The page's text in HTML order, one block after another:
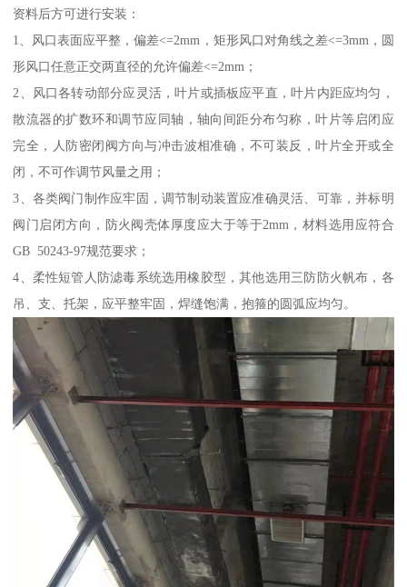
资料后方可进行安装：
1、风口表面应平整，偏差<=2mm，矩形风口对角线之差<=3mm，圆
形风口任意正交两直径的允许偏差<=2mm；
2、风口各转动部分应灵活，叶片或插板应平直，叶片内距应均匀，
散流器的扩数环和调节应同轴，轴向间距分布匀称，叶片等启闭应
完全，人防密闭阀方向与冲击波相准确，不可装反，叶片全开或全
闭，不可作调节风量之用；
3、各类阀门制作应牢固，调节制动装置应准确灵活、可靠，并标明
阀门启闭方向，防火阀壳体厚度应大于等于2mm，材料选用应符合
GB 50243-97规范要求；
4、柔性短管人防滤毒系统选用橡胶型，其他选用三防防火帆布，各
吊、支、托架，应平整牢固，焊缝饱满，抱箍的圆弧应均匀。